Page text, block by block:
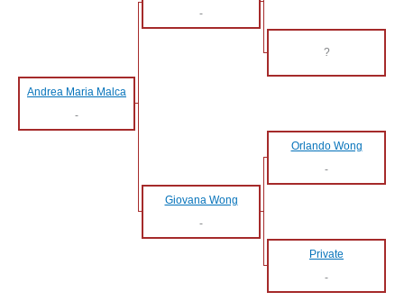
-
?
Andrea Maria Malca
-
Orlando Wong
-
Giovana Wong
-
Private
-